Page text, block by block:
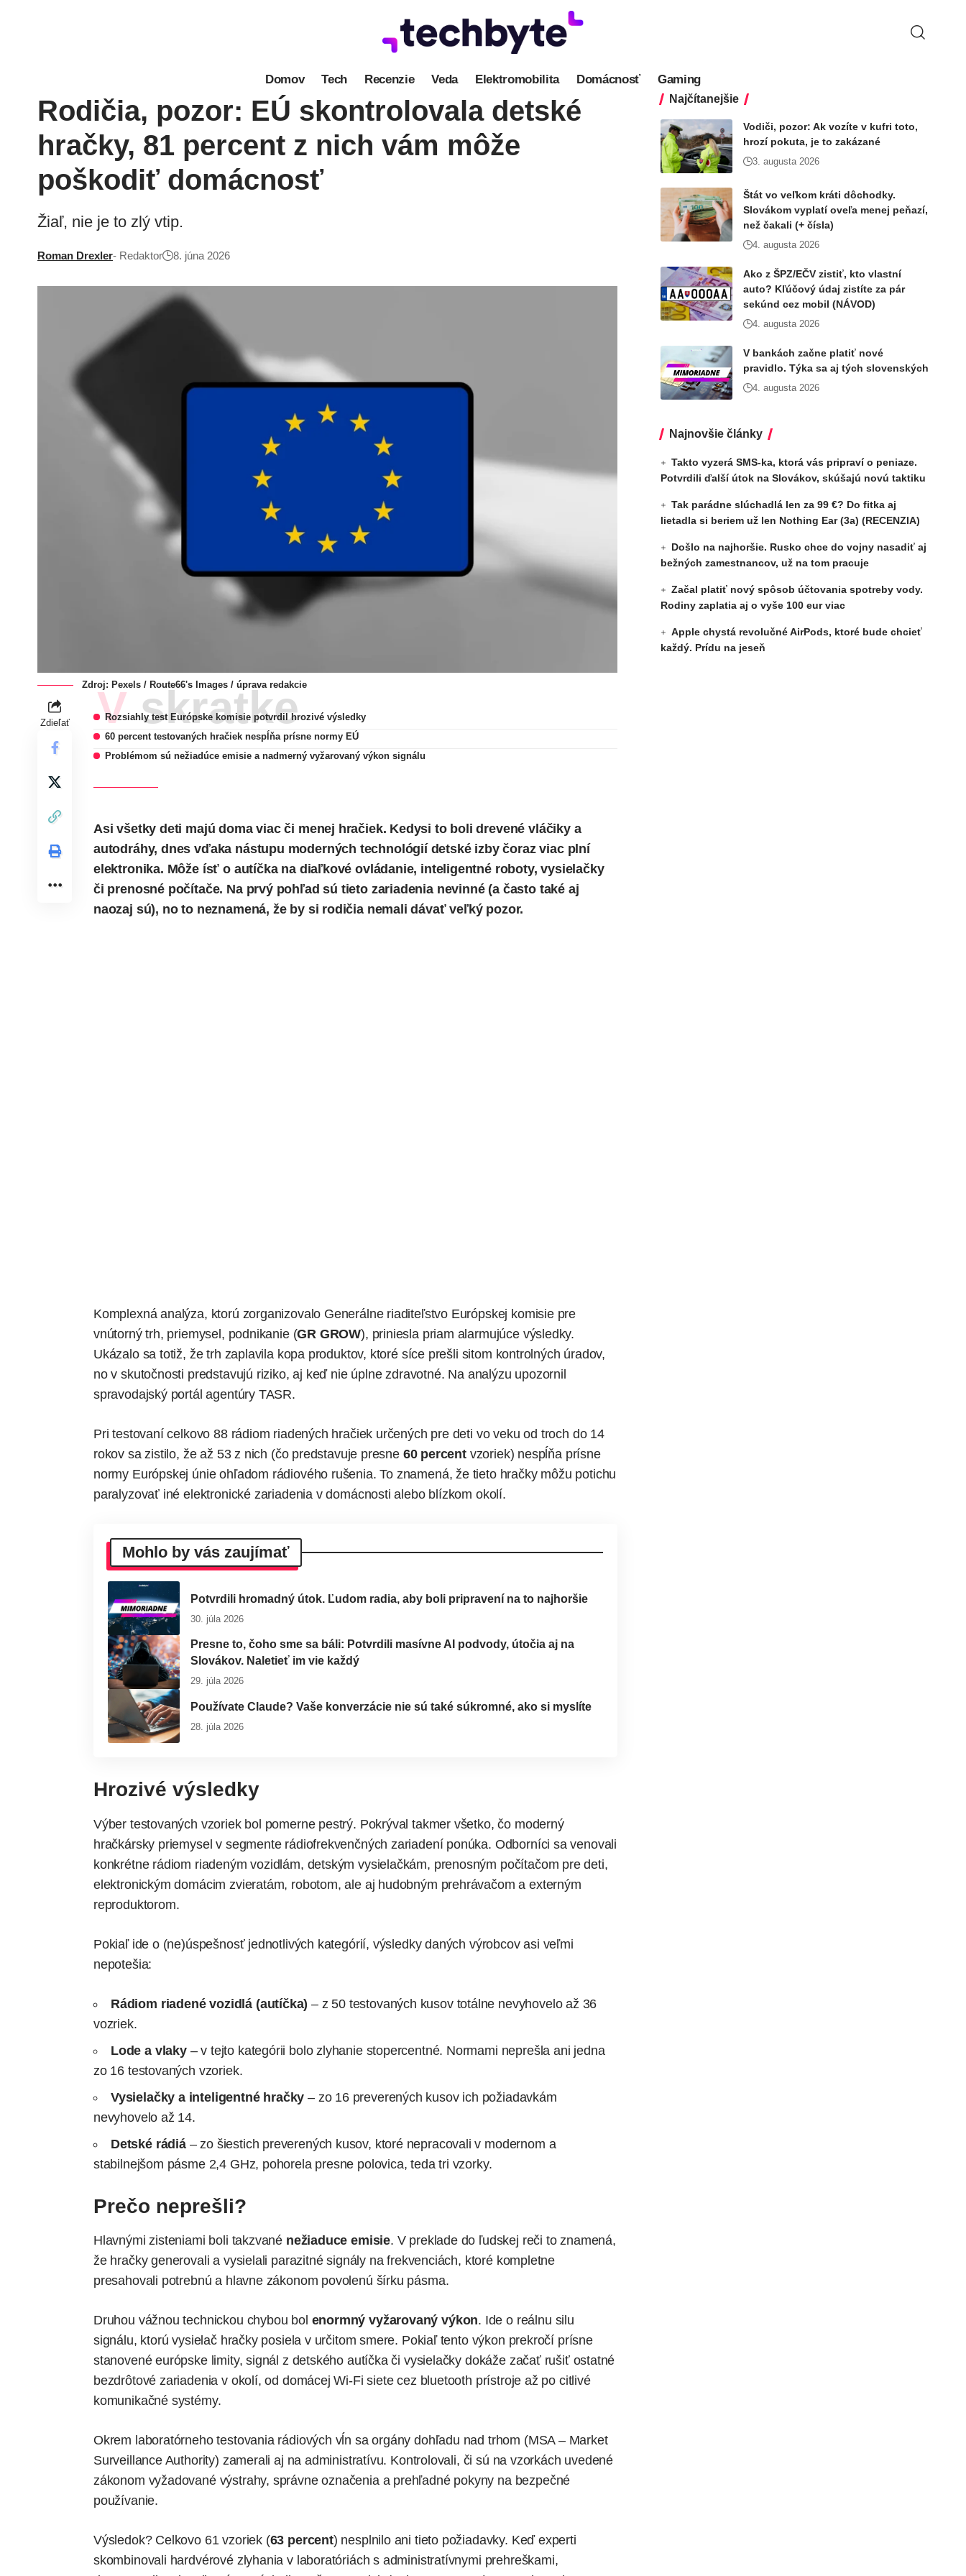
Domov Tech Recenzie Veda Elektromobilita Domácnosť Gaming
Rodičia, pozor: EÚ skontrolovala detské
hračky, 81 percent z nich vám môže
poškodiť domácnosť
Žiaľ, nie je to zlý vtip.
Roman Drexler- Redaktor 8. júna 2026
Zdroj: Pexels / Route66's Images / úprava redakcie
Zdieľať V skratke
Rozsiahly test Európske komisie potvrdil hrozivé výsledky
60 percent testovaných hračiek nespĺňa prísne normy EÚ
Problémom sú nežiadúce emisie a nadmerný vyžarovaný výkon signálu
Asi všetky deti majú doma viac či menej hračiek. Kedysi to boli drevené vláčiky a
autodráhy, dnes vďaka nástupu moderných technológií detské izby čoraz viac plní
elektronika. Môže ísť o autíčka na diaľkové ovládanie, inteligentné roboty, vysielačky
či prenosné počítače. Na prvý pohľad sú tieto zariadenia nevinné (a často také aj
naozaj sú), no to neznamená, že by si rodičia nemali dávať veľký pozor.
Komplexná analýza, ktorú zorganizovalo Generálne riaditeľstvo Európskej komisie pre
vnútorný trh, priemysel, podnikanie (GR GROW), priniesla priam alarmujúce výsledky.
Ukázalo sa totiž, že trh zaplavila kopa produktov, ktoré síce prešli sitom kontrolných úradov,
no v skutočnosti predstavujú riziko, aj keď nie úplne zdravotné. Na analýzu upozornil
spravodajský portál agentúry TASR.
Pri testovaní celkovo 88 rádiom riadených hračiek určených pre deti vo veku od troch do 14
rokov sa zistilo, že až 53 z nich (čo predstavuje presne 60 percentvzoriek) nespĺňa prísne
normy Európskej únieohľadom rádiového rušenia. To znamená, že tieto hračky môžu potichu
paralyzovať iné elektronické zariadenia v domácnosti alebo blízkom okolí.
Mohlo by vás zaujímať
Potvrdili hromadný útok. Ľudom radia, aby boli pripravení na to najhoršie
30. júla 2026
Presne to, čoho sme sa báli: Potvrdili masívne AI podvody, útočia aj na
Slovákov. Naletieť im vie každý
29. júla 2026
Používate Claude? Vaše konverzácie nie sú také súkromné, ako si myslíte
28. júla 2026
Hrozivé výsledky
Výber testovaných vzoriek bol pomerne pestrý. Pokrýval takmer všetko, čo moderný
hračkársky priemysel v segmente rádiofrekvenčných zariadení ponúka. Odborníci sa venovali
konkrétne rádiom riadeným vozidlám, detským vysielačkám, prenosným počítačom pre deti,
elektronickým domácim zvieratám, robotom, ale aj hudobným prehrávačom a externým
reproduktorom.
Pokiaľ ide o (ne)úspešnosť jednotlivých kategórií, výsledky daných výrobcov asi veľmi
nepotešia:
Rádiom riadené vozidlá (autíčka)– z 50 testovaných kusov totálne nevyhovelo až 36
vozriek.
Lode a vlaky– v tejto kategórii bolo zlyhanie stopercentné. Normami neprešla ani jedna
zo 16 testovaných vzoriek.
Vysielačky a inteligentné hračky – zo 16 preverených kusov ich požiadavkám
nevyhovelo až 14.
Detské rádiá– zo šiestich preverených kusov, ktoré nepracovali v modernom a
stabilnejšom pásme 2,4 GHz, pohorela presne polovica, teda tri vzorky.
Prečo neprešli?
Hlavnými zisteniami boli takzvané nežiaduce emisie. V preklade do ľudskej reči to znamená,
že hračky generovali a vysielali parazitné signály na frekvenciách, ktoré kompletne
presahovali potrebnú a hlavne zákonom povolenú šírku pásma.
Druhou vážnou technickou chybou bol enormný vyžarovaný výkon. Ide o reálnu silu
signálu, ktorú vysielač hračky posiela v určitom smere. Pokiaľ tento výkon prekročí prísne
stanovené európske limity, signál z detského autíčka či vysielačky dokáže začať rušiť ostatné
bezdrôtové zariadenia v okolí, od domácej Wi-Fi siete cez bluetooth prístroje až po citlivé
komunikačné systémy.
Okrem laboratórneho testovania rádiových vĺn sa orgány dohľadu nad trhom (MSA – Market
Surveillance Authority) zamerali aj na administratívu. Kontrolovali, či sú na vzorkách uvedené
zákonom vyžadované výstrahy, správne označenia a prehľadné pokyny na bezpečné
používanie.
Výsledok? Celkovo 61 vzoriek (63 percent) nesplnilo ani tieto požiadavky. Keď experti
skombinovali hardvérové zlyhania v laboratóriách s administratívnymi prehreškami,
Najčítanejšie
Vodiči, pozor: Ak vozíte v kufri toto,
hrozí pokuta, je to zakázané
3. augusta 2026
Štát vo veľkom kráti dôchodky.
Slovákom vyplatí oveľa menej peňazí,
než čakali (+ čísla)
4. augusta 2026
Ako z ŠPZ/EČV zistiť, kto vlastní
auto? Kľúčový údaj zistíte za pár
sekúnd cez mobil (NÁVOD)
4. augusta 2026
V bankách začne platiť nové
pravidlo. Týka sa aj tých slovenských
4. augusta 2026
Najnovšie články
Takto vyzerá SMS-ka, ktorá vás pripraví o peniaze.
Potvrdili ďalší útok na Slovákov, skúšajú novú taktiku
Tak parádne slúchadlá len za 99 €? Do fitka aj
lietadla si beriem už len Nothing Ear (3a) (RECENZIA)
Došlo na najhoršie. Rusko chce do vojny nasadiť aj
bežných zamestnancov, už na tom pracuje
Začal platiť nový spôsob účtovania spotreby vody.
Rodiny zaplatia aj o vyše 100 eur viac
Apple chystá revolučné AirPods, ktoré bude chcieť
každý. Prídu na jeseň